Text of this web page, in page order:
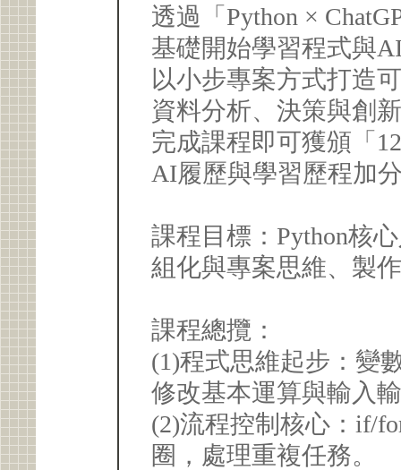
透過「Python ×
基礎開始學習程式與
以小步專案方式打造
資料分析、決策與創
完成課程即可獲頒「
AI履歷與學習歷程加
課程目標：Python核
組化與專案思維、製
課程總攬：
(1)程式思維起步：變
修改基本運算與輸入
(2)流程控制核心：if/
圈，處理重複任務。